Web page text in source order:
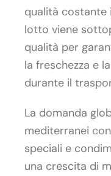
qualità costante
lotto viene
qualità per
la freschezza e
durante il
La domanda
mediterranei
speciali e
una crescita di